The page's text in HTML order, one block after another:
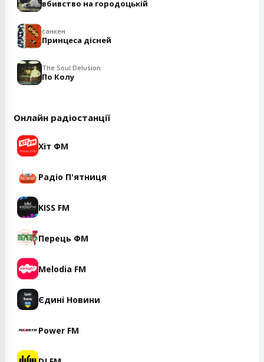
вбивство на городоцькій
санкен
Принцеса дісней
The Soul Delusion
По Колу
Онлайн радіостанції
Хіт ФМ
Радіо П'ятниця
KISS FM
Перець ФМ
Melodia FM
Єдині Новини
Power FM